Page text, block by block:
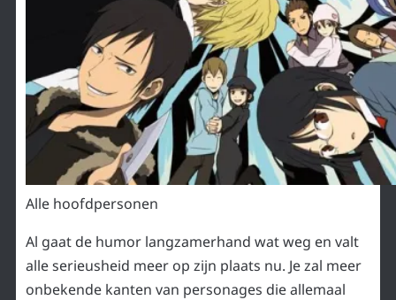
Alle hoofdpersonen
Al gaat de humor langzamerhand wat weg en valt
alle serieusheid meer op zijn plaats nu. Je zal meer
onbekende kanten van personages die allemaal